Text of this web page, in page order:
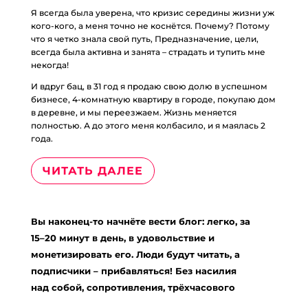
Я всегда была уверена, что кризис середины жизни уж
кого-кого, а меня точно не коснётся. Почему? Потому
что я четко знала свой путь, Предназначение, цели,
всегда была активна и занята – страдать и тупить мне
некогда!
И вдруг бац, в 31 год я продаю свою долю в успешном
бизнесе, 4-комнатную квартиру в городе, покупаю дом
в деревне, и мы переезжаем. Жизнь меняется
полностью. А до этого меня колбасило, и я маялась 2
года.
ЧИТАТЬ ДАЛЕЕ
Вы наконец-то начнёте вести блог: легко, за
15–20 минут в день, в удовольствие и
монетизировать его. Люди будут читать, а
подписчики – прибавляться! Без насилия
над собой, сопротивления, трёхчасового